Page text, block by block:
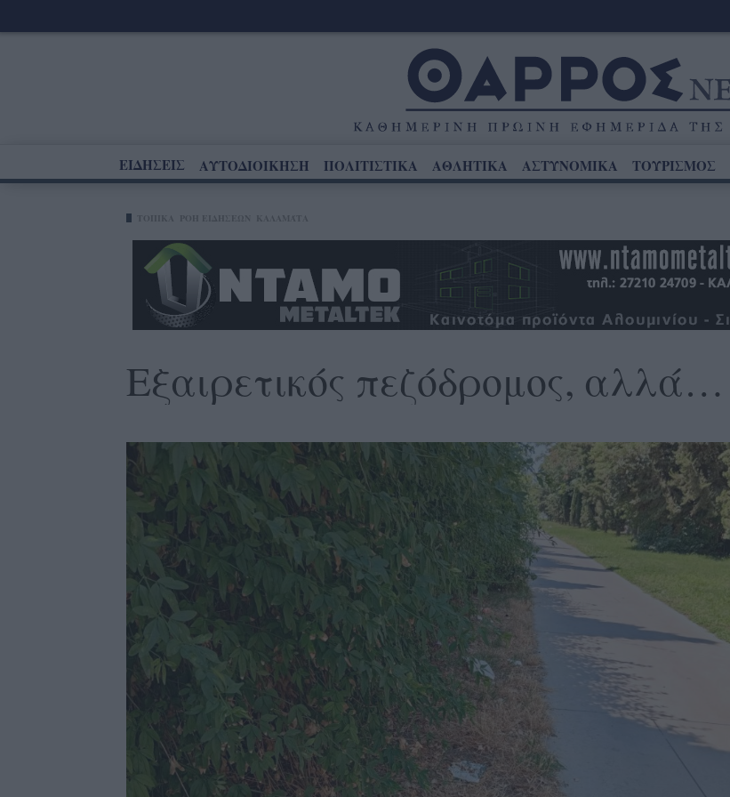
ΕΙΔΗΣΕΙΣ ΑΥΤΟΔΙΟΙΚΗΣΗ ΠΟΛΙΤΙΣΤΙΚΑ ΑΘΛΗΤΙΚΑ ΑΣΤΥΝΟΜΙΚΑ ΤΟΥΡΙΣΜΟΣ
Εξαιρετικός πεζόδρομος, αλλά…